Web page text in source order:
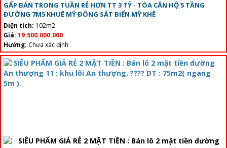
GẤP BÁN TRONG TUẦN RẺ HƠN TT 3 TỶ - TÒA CĂN HỘ 5 TẦNG
ĐƯỜNG 7M5 KHUÊ MỸ ĐÔNG SÁT BIỂN MỸ KHÊ
Diện tích: 102m2
Giá: 19.500.000.000
Hướng: Chưa xác định